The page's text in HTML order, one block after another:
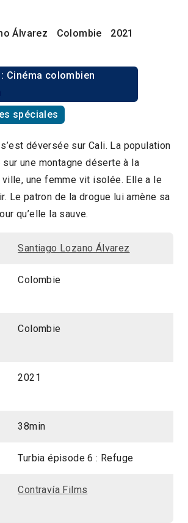
Álvarez Colombie
2021
Cinéma colombien
spéciales
déversée sur Cali. La population
une montagne déserte à la
une femme vit isolée. Elle a le
Le patron de la drogue lui amène sa
qu’elle la sauve.
Santiago Lozano Álvarez
Colombie
Colombie
2021
38min
Turbia épisode 6 : Refuge
Contravía Films